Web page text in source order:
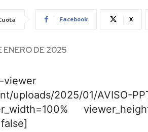
Facebook X
ENERO DE 2025
viewer
uploads/2025/01/